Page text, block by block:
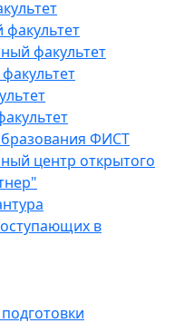
факультет
ФИСТ
центр открытого
в